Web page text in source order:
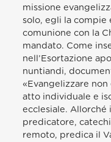
missione
solo, egli la compie
comunione con la
mandato. Come
nell’Esortazione
nuntiandi,
«Evangelizzare
atto individuale e
ecclesiale. Allorché
predicatore,
remoto, predica il